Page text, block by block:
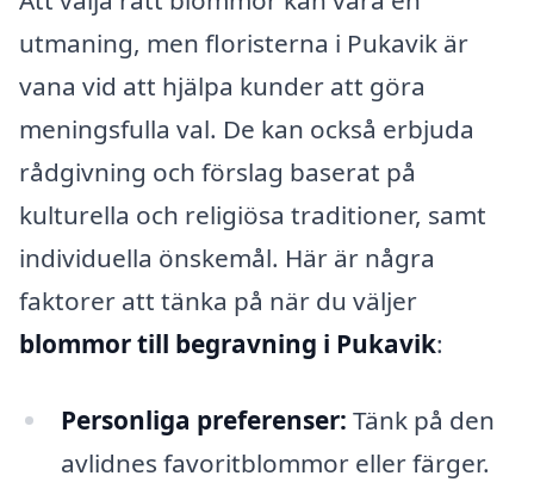
utmaning, men floristerna i Pukavik är
vana vid att hjälpa kunder att göra
meningsfulla val. De kan också erbjuda
rådgivning och förslag baserat på
kulturella och religiösa traditioner, samt
individuella önskemål. Här är några
faktorer att tänka på när du väljer
blommor till begravning i Pukavik:
Personliga preferenser: Tänk på den
avlidnes favoritblommor eller färger.